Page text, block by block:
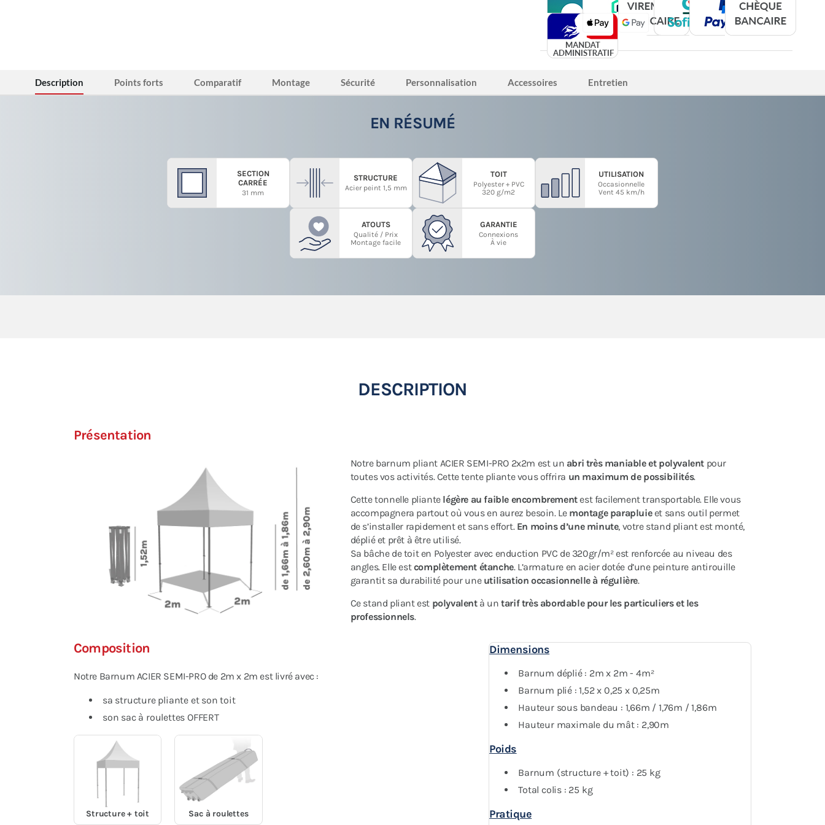
Description Points forts Comparatif Montage Sécurité Personnalisation Accessoires Entretien
EN RÉSUMÉ
SECTION
CARRÉE
31 mm
STRUCTURE
Acier peint 1,5 mm
TOIT
Polyester + PVC
320 g/m2
UTILISATION
Occasionnelle
Vent 45 km/h
ATOUTS
Qualité / Prix
Montage facile
GARANTIE
Connexions
À vie
DESCRIPTION
Présentation
Notre barnum pliant ACIER SEMI-PRO 2x2m est un abri très maniable et polyvalent pour
toutes vos activités. Cette tente pliante vous offrira un maximum de possibilités.
Cette tonnelle pliante légère au faible encombrementest facilement transportable. Elle vous
accompagnera partout où vous en aurez besoin. Le montage parapluieet sans outil permet
de s’installer rapidement et sans effort. En moins d’une minute, votre stand pliant est monté,
déplié et prêt à être utilisé.
Sa bâche de toit en Polyester avec enduction PVC de 320gr/m² est renforcée au niveau des
angles. Elle estcomplètement étanche. L’armature en acier dotée d’une peinture antirouille
garantit sa durabilité pour uneutilisation occasionnelle à régulière.
Ce stand pliant est polyvalentà un tarif très abordable pour les particuliers et les
professionnels.
Composition
Notre Barnum ACIER SEMI-PRO de 2m x 2m est livré avec :
sa structure pliante et son toit
son sac à roulettes OFFERT
Structure + toit Sac à roulettes
Dimensions
Barnum déplié : 2m x 2m - 4m²
Barnum plié : 1,52 x 0,25 x 0,25m
Hauteur sous bandeau : 1,66m / 1,76m / 1,86m
Hauteur maximale du mât : 2,90m
Poids
Barnum (structure + toit) : 25 kg
Total colis : 25 kg
Pratique